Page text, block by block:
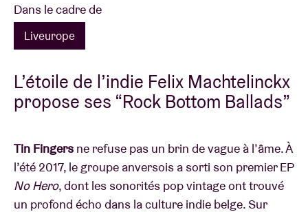
Dans le cadre de
Liveurope
L’étoile de l’indie Felix Machtelinckx
propose ses “Rock Bottom Ballads”
Tin Fingers ne refuse pas un brin de vague à l’âme. À
l’été 2017, le groupe anversois a sorti son premier EP
No Hero, dont les sonorités pop vintage ont trouvé
un profond écho dans la culture indie belge. Sur